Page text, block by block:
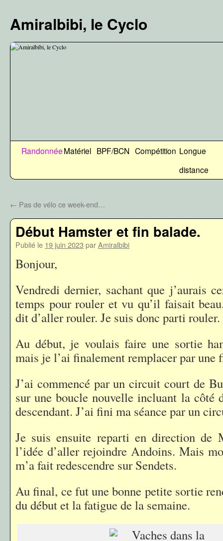
contenu
Amiralbibi, le Cyclo
RandonnéeMatériel BPF/BCN Compétition Longue
distance
← Pas de vélo ce week-end…
Début Hamster et fin balade.
Publié le 19 juin 2023 parAmiralbibi
Bonjour,
Vendredi dernier, sachant que j’aurais
temps pour rouler et vu qu’il faisait
dit d’aller rouler. Je suis donc parti rouler.
Au début, je voulais faire une sortie
mais je l’ai finalement remplacer par une
J’ai commencé par un circuit court de
sur une boucle nouvelle incluant la côté
descendant. J’ai fini ma séance par un
Je suis ensuite reparti en direction de
l’idée d’aller rejoindre Andoins. Mais
m’a fait redescendre sur Sendets.
Au final, ce fut une bonne petite sortie
du début et la fatigue de la semaine.